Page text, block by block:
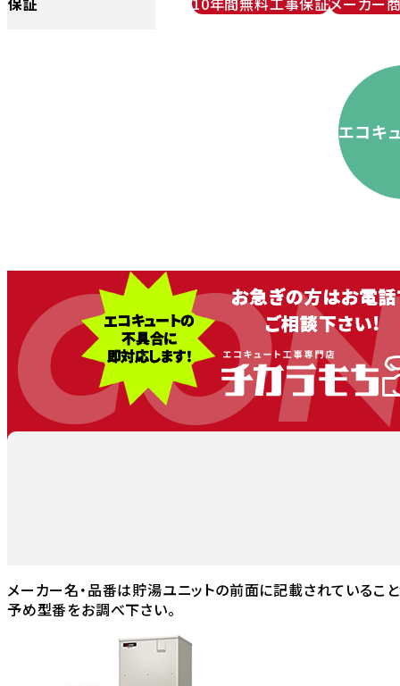
エコキ
メーカー名・品番は貯湯ユニットの前面に記載されていること
予め型番をお調べ下さい。